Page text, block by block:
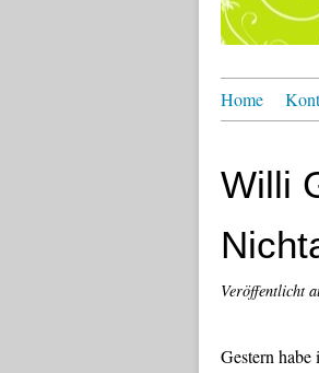
Home
Willi
Veröffentlicht
Gestern